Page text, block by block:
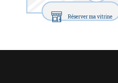
Réserver ma vitrine